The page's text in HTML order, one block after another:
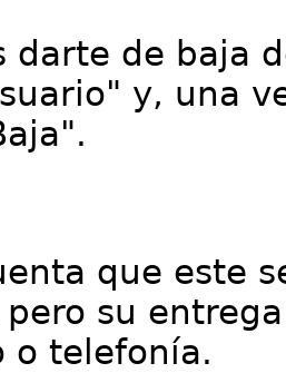
darte de baja
y, una
que este
pero su
o telefonía.